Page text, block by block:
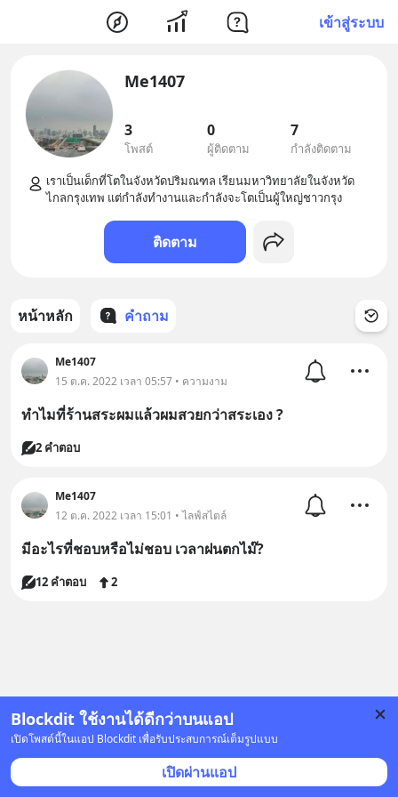
เข้าสู่ระบบ
Blockdit ใช้งานได้ดีกว่าบนแอป
เปิดโพสต์นี้ในแอป Blockdit เพื่อรับประสบการณ์เต็มรูปแบบ
เปิดผ่านแอป
Me1407
3
โพสต์
0
ผู้ติดตาม
7
กำลังติดตาม
เราเป็นเด็กที่โตในจังหวัดปริมณฑล เรียนมหาวิทยาลัยในจังหวัด
ติดตาม
หน้าหลัก คำถาม
Me1407
15 ต.ค. 2022 เวลา 05:57 • ความงาม
ทำไมที่ร้านสระผมแล้วผมสวยกว่าสระเอง ?
2 คำตอบ
Me1407
12 ต.ค. 2022 เวลา 15:01 • ไลฟ์สไตล์
มีอะไรที่ชอบหรือไม่ชอบ เวลาฝนตกไม๊?
12 คำตอบ 2